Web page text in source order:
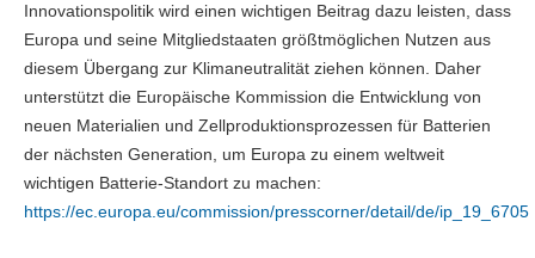
Innovationspolitik wird einen wichtigen Beitrag dazu leisten, dass
Europa und seine Mitgliedstaaten größtmöglichen Nutzen aus
diesem Übergang zur Klimaneutralität ziehen können. Daher
unterstützt die Europäische Kommission die Entwicklung von
neuen Materialien und Zellproduktionsprozessen für Batterien
der nächsten Generation, um Europa zu einem weltweit
wichtigen Batterie-Standort zu machen:
https://ec.europa.eu/commission/presscorner/detail/de/ip_19_6705